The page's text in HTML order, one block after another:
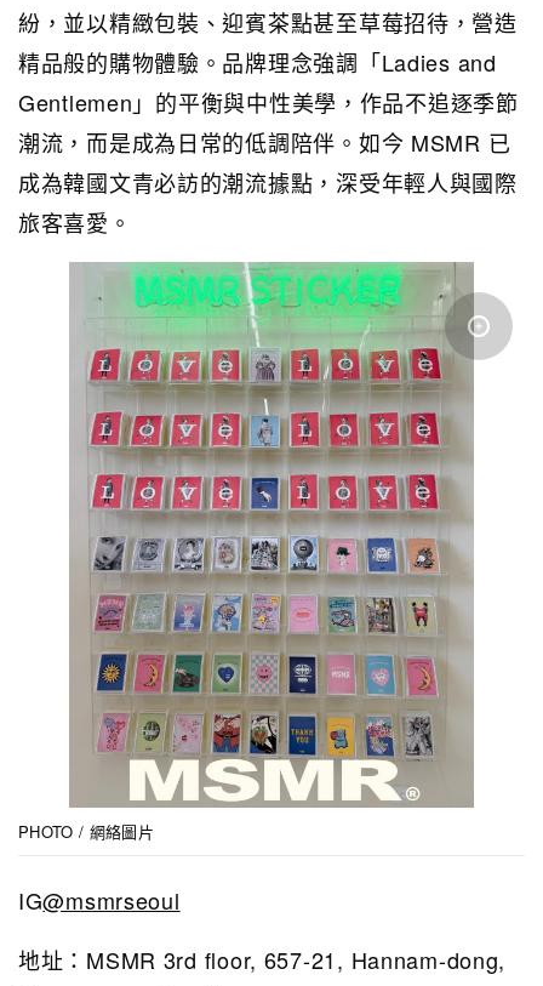
紛，並以精緻包裝、迎賓茶點甚至草莓招待，營造
精品般的購物體驗。品牌理念強調「Ladies and
Gentlemen」的平衡與中性美學，作品不追逐季節
潮流，而是成為日常的低調陪伴。如今 MSMR 已
成為韓國文青必訪的潮流據點，深受年輕人與國際
旅客喜愛。
PHOTO / 網絡圖片
IG@msmrseoul
地址：MSMR 3rd floor, 657-21, Hannam-dong,